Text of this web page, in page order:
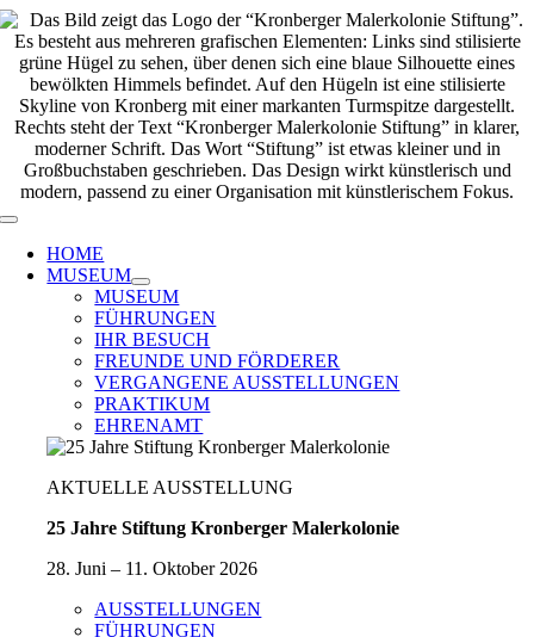
Zum
Inhalt
springen
Toggle
Navigation
HOME
MUSEUM
MUSEUM
FÜHRUNGEN
IHR BESUCH
FREUNDE UND FÖRDERER
VERGANGENE AUSSTELLUNGEN
PRAKTIKUM
EHRENAMT
AKTUELLE AUSSTELLUNG
25 Jahre Stiftung Kronberger Malerkolonie
28. Juni – 11. Oktober 2026
AUSSTELLUNGEN
FÜHRUNGEN